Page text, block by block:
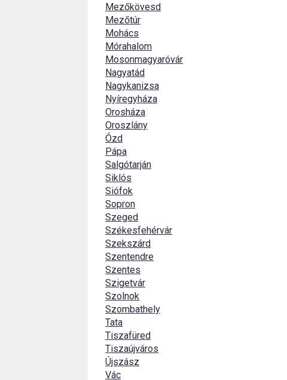
Mezőkövesd
Mezőtúr
Mohács
Mórahalom
Mosonmagyaróvár
Nagyatád
Nagykanizsa
Nyíregyháza
Orosháza
Oroszlány
Ózd
Pápa
Salgótarján
Siklós
Siófok
Sopron
Szeged
Székesfehérvár
Szekszárd
Szentendre
Szentes
Szigetvár
Szolnok
Szombathely
Tata
Tiszafüred
Tiszaújváros
Újszász
Vác